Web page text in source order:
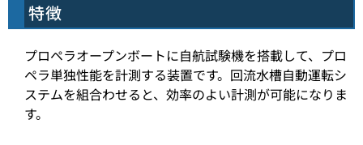
特徴
プロペラオープンボートに自航試験機を搭載して、プロ
ペラ単独性能を計測する装置です。回流水槽自動運転シ
ステムを組合わせると、効率のよい計測が可能になりま
す。